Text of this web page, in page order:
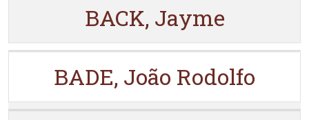
BACK, Jayme
BADE, João Rodolfo